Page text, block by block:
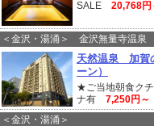
SALE 20,768円
＜金沢・湯涌＞ 金沢無量寺温泉
天然温泉 加賀
ーン）
★ご当地朝食ク
ナ有 7,250円～
＜金沢・湯涌＞